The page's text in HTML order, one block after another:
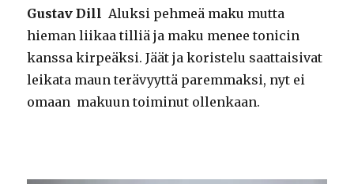
Gustav Dill Aluksi pehmeä maku mutta
hieman liikaa tilliä ja maku menee tonicin
kanssa kirpeäksi. Jäät ja koristelu saattaisivat
leikata maun terävyyttä paremmaksi, nyt ei
omaan makuun toiminut ollenkaan.